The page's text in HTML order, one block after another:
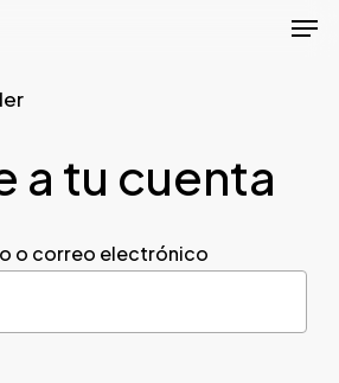
a tu cuenta
o correo electrónico